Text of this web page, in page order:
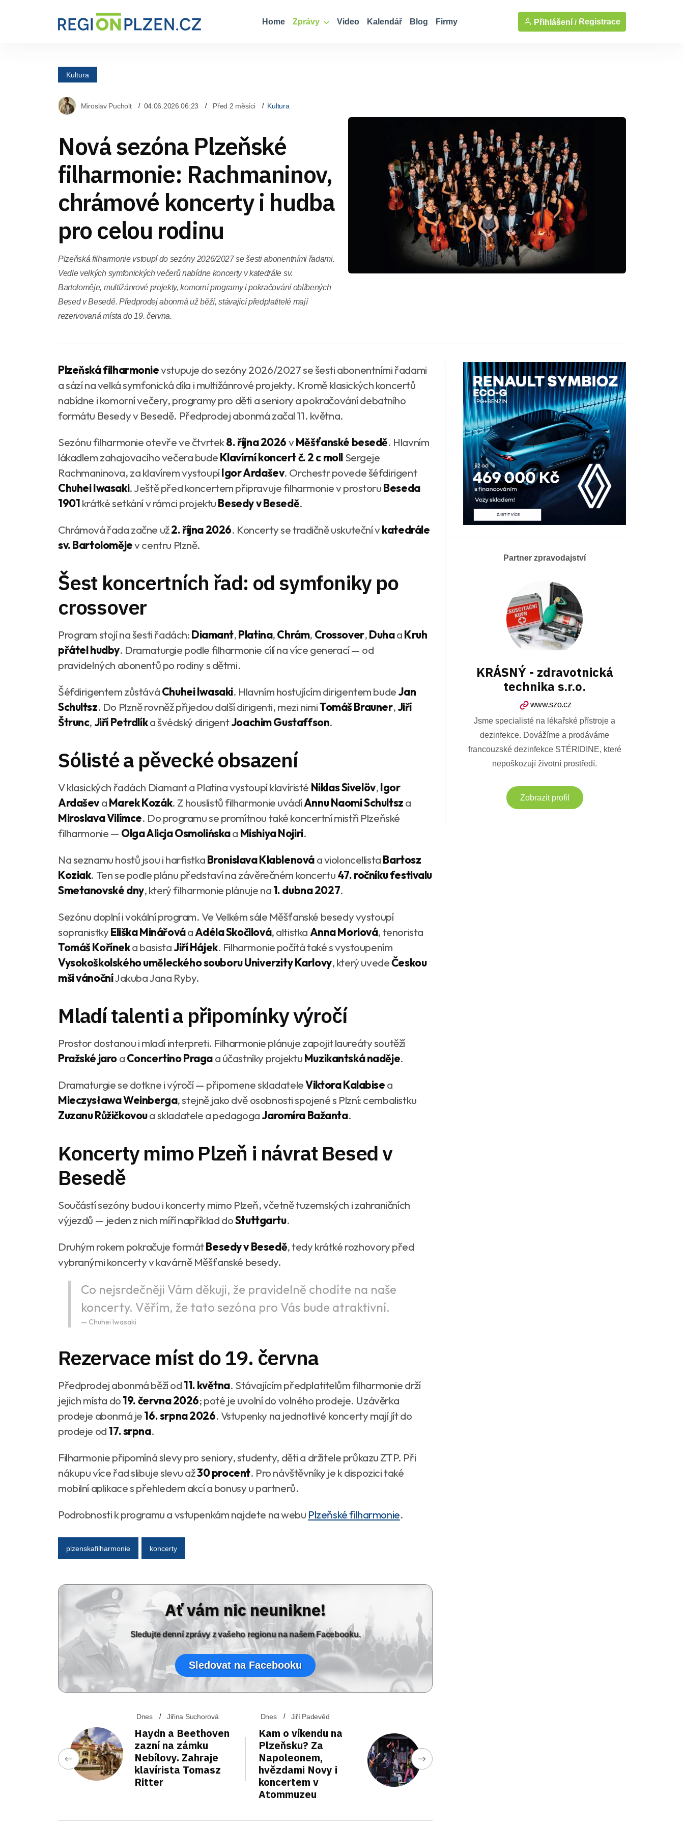
Home Zprávy Video Kalendář Blog Firmy Přihlášení / Registrace
Kultura
Miroslav Pucholt 04.06.2026 06:23 Před 2 měsíci Kultura
Nová sezóna Plzeňské
filharmonie: Rachmaninov,
chrámové koncerty i hudba
pro celou rodinu
Plzeňská filharmonie vstoupí do sezóny 2026/2027 se šesti abonentními řadami.
Vedle velkých symfonických večerů nabídne koncerty v katedrále sv.
Bartoloměje, multižánrové projekty, komorní programy i pokračování oblíbených
Besed v Besedě. Předprodej abonmá už běží, stávající předplatitelé mají
rezervovaná místa do 19. června.
Plzeňská filharmonievstupuje do sezóny 2026/2027 se šesti abonentními řadami
a sází na velká symfonická díla i multižánrové projekty. Kromě klasických koncertů
nabídne i komorní večery, programy pro děti a seniory a pokračování debatního
formátu Besedy v Besedě. Předprodej abonmá začal 11. května.
Sezónu filharmonie otevře ve čtvrtek8. října 2026vMěšťanské besedě. Hlavním
lákadlem zahajovacího večera budeKlavírní koncert č. 2 c mollSergeje
Rachmaninova, za klavírem vystoupíIgor Ardašev. Orchestr povede šéfdirigent
Chuhei Iwasaki. Ještě před koncertem připravuje filharmonie v prostoruBeseda
1901krátké setkání v rámci projektuBesedy v Besedě.
Chrámová řada začne už2. října 2026. Koncerty se tradičně uskuteční vkatedrále
sv. Bartolomějev centru Plzně.
Šest koncertních řad: od symfoniky po
crossover
Program stojí na šesti řadách:Diamant,Platina,Chrám, Crossover,DuhaaKruh
přátel hudby. Dramaturgie podle filharmonie cílí na více generací — od
pravidelných abonentů po rodiny s dětmi.
Šéfdirigentem zůstáváChuhei Iwasaki. Hlavním hostujícím dirigentem budeJan
Schultsz. Do Plzně rovněž přijedou další dirigenti, mezi nimiTomáš Brauner,Jiří
Štrunc, Jiří Petrdlíka švédský dirigentJoachim Gustaffson.
Sólisté a pěvecké obsazení
V klasických řadách Diamant a Platina vystoupí klavíristé Niklas Sivelöv,Igor
ArdaševaMarek Kozák. Z houslistů filharmonie uvádíAnnu Naomi Schultsza
Miroslava Vilímce. Do programu se promítnou také koncertní mistři Plzeňské
filharmonie — Olga Alicja Osmolińskaa Mishiya Nojiri.
Na seznamu hostů jsou i harfistkaBronislava Klablenováa violoncellistaBartosz
Koziak. Ten se podle plánu představí na závěrečném koncertu47. ročníku festivalu
Smetanovské dny, který filharmonie plánuje na1. dubna 2027.
Sezónu doplní i vokální program. Ve Velkém sále Měšťanské besedy vystoupí
sopranistkyEliška MinářováaAdéla Skočilová, altistka Anna Moriová, tenorista
Tomáš Koříneka basistaJiří Hájek. Filharmonie počítá také s vystoupením
Vysokoškolského uměleckého souboru Univerzity Karlovy, který uvedeČeskou
mši vánočníJakuba Jana Ryby.
Mladí talenti a připomínky výročí
Prostor dostanou i mladí interpreti. Filharmonie plánuje zapojit laureáty soutěží
Pražské jaroaConcertino Pragaa účastníky projektuMuzikantská naděje.
Dramaturgie se dotkne i výročí — připomene skladateleViktora Kalabisea
Mieczysława Weinberga, stejně jako dvě osobnosti spojené s Plzní: cembalistku
Zuzanu Růžičkovoua skladatele a pedagogaJaromíra Bažanta.
Koncerty mimo Plzeň i návrat Besed v
Besedě
Součástí sezóny budou i koncerty mimo Plzeň, včetně tuzemských i zahraničních
výjezdů — jeden z nich míří například doStuttgartu.
Druhým rokem pokračuje formátBesedy v Besedě, tedy krátké rozhovory před
vybranými koncerty v kavárně Měšťanské besedy.
Co nejsrdečněji Vám děkuji, že pravidelně chodíte na naše
koncerty. Věřím, že tato sezóna pro Vás bude atraktivní.
Chuhei Iwasaki
Rezervace míst do 19. června
Předprodej abonmá běží od11. května. Stávajícím předplatitelům filharmonie drží
jejich místa do19. června 2026; poté je uvolní do volného prodeje. Uzávěrka
prodeje abonmá je16. srpna 2026. Vstupenky na jednotlivé koncerty mají jít do
prodeje od17. srpna.
Filharmonie připomíná slevy pro seniory, studenty, děti a držitele průkazu ZTP. Při
nákupu více řad slibuje slevu až30 procent. Pro návštěvníky je k dispozici také
mobilní aplikace s přehledem akcí a bonusy u partnerů.
Podrobnosti k programu a vstupenkám najdete na webu Plzeňské filharmonie.
plzenskafilharmonie koncerty
Ať vám nic neunikne!
Sledujte denní zprávy z vašeho regionu na našem Facebooku.
Sledovat na Facebooku
Dnes Jiřina Suchorová
Haydn a Beethoven
zazní na zámku
Nebílovy. Zahraje
klavírista Tomasz
Ritter
Dnes Jiří Padevěd
Kam o víkendu na
Plzeňsku? Za
Napoleonem,
hvězdami Novy i
koncertem v
Atommuzeu
Partner zpravodajství
KRÁSNÝ - zdravotnická
technika s.r.o.
www.szo.cz
Jsme specialisté na lékařské přístroje a
dezinfekce. Dovážíme a prodáváme
francouzské dezinfekce STÉRIDINE, které
nepoškozují životní prostředí.
Zobrazit profil